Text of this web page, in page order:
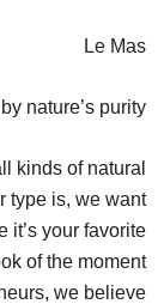
Le Mas
nature’s purity.
kinds of natural
type is, we want
it’s your favorite
of the moment.
we believe